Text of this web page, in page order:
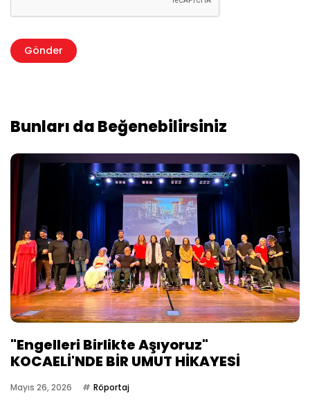
Bunları da Beğenebilirsiniz
"Engelleri Birlikte Aşıyoruz"
KOCAELİ'NDE BİR UMUT HİKAYESİ
Mayıs 26, 2026 Röportaj